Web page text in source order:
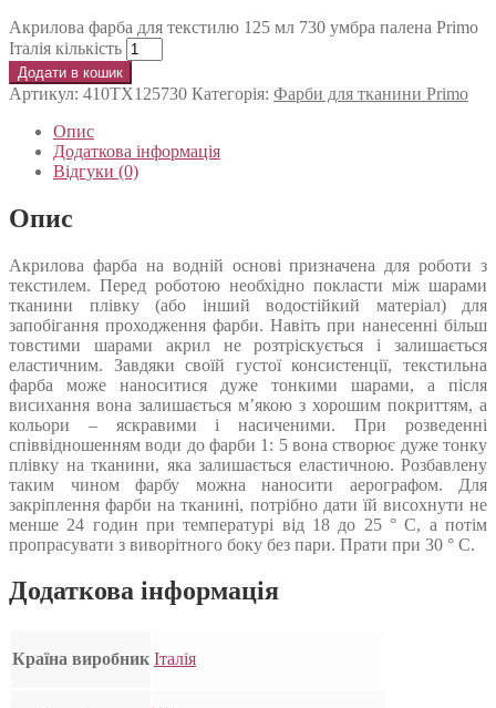
Акрилова фарба для текстилю 125 мл 730 умбра палена Primo
Італія кількість
Додати в кошик
Артикул: 410TX125730 Категорія: Фарби для тканини Primo
Опис
Додаткова інформація
Відгуки (0)
Опис
Акрилова фарба на водній основі призначена для роботи з
текстилем. Перед роботою необхідно покласти між шарами
тканини плівку (або інший водостійкий матеріал) для
запобігання проходження фарби. Навіть при нанесенні більш
товстими шарами акрил не розтріскується і залишається
еластичним. Завдяки своїй густої консистенції, текстильна
фарба може наноситися дуже тонкими шарами, а після
висихання вона залишається м’якою з хорошим покриттям, а
кольори – яскравими і насиченими. При розведенні
співвідношенням води до фарби 1: 5 вона створює дуже тонку
плівку на тканини, яка залишається еластичною. Розбавлену
таким чином фарбу можна наносити аерографом. Для
закріплення фарби на тканині, потрібно дати їй висохнути не
менше 24 годин при температурі від 18 до 25 ° C, а потім
пропрасувати з виворітного боку без пари. Прати при 30 ° C.
Додаткова інформація
Країна виробник Італія